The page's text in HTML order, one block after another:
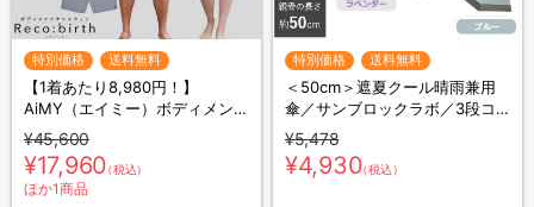
特別価格 送料無料
【1着あたり8,980円！】
AiMY（エイミー）ボディメンテ
ナンスウェア リカバース／半袖
半ズボン／2着セット／上下セ
ット／リカバリーウェア
¥45,600
¥17,960（税込）
ほか1商品
特別価格 送料無料
＜50cm＞遮夏クール晴雨兼用
傘／サンブロックラボ／3段コ
ンパクト
¥5,478
¥4,930（税込）